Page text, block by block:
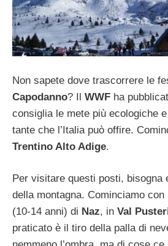
Non sapete dove trascorrere le
Capodanno? Il WWF ha
consiglia le mete più ecologiche
tante che l’Italia può offire.
Trentino Alto Adige.
Per visitare questi posti, bisogna
della montagna. Cominciamo con
(10-14 anni) di Naz, in Val
praticato è il tiro della palla di